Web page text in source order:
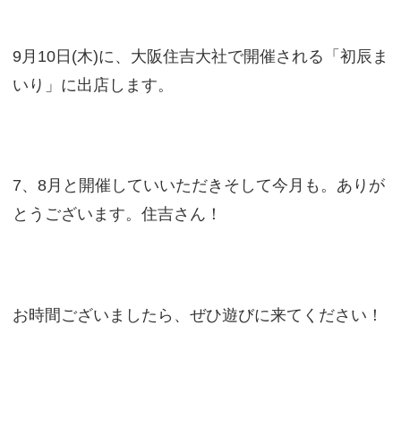
9月10日(木)に、大阪住吉大社で開催される「初辰ま
いり」に出店します。
7、8月と開催していいただきそして今月も。ありが
とうございます。住吉さん！
お時間ございましたら、ぜひ遊びに来てください！